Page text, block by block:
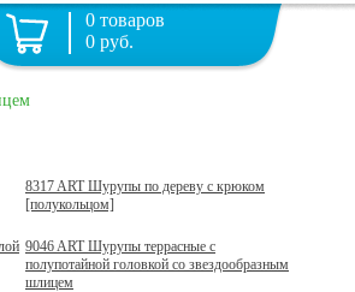
0 товаров
0 руб.
8317 ART Шурупы по дереву с крюком
[полукольцом]
9046 ART Шурупы террасные с
полупотайной головкой со звездообразным
шлицем